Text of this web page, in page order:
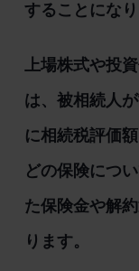
することになり
上場株式や投
は、被相続人
に相続税評価
どの保険につ
た保険金や解
ります。